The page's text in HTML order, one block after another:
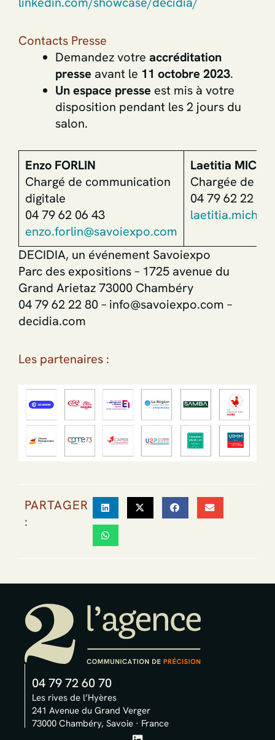
Contacts Presse
Demandez votre accréditation
presse avant le 11 octobre 2023.
Un espace presse est mis à votre
disposition pendant les 2 jours du
salon.
Enzo FORLIN
Chargé de communication
digitale
04 79 62 06 43
enzo.forlin@savoiexpo.com
Laetitia
Chargée de
04 79 62 22 80
DECIDIA, un événement Savoiexpo
Parc des expositions – 1725 avenue du
Grand Arietaz 73000 Chambéry
04 79 62 22 80 – info@savoiexpo.com –
decidia.com
Les partenaires :
PARTAGER
:
04 79 72 60 70
Les rives de l’Hyères
241 Avenue du Grand Verger
73000 Chambéry, Savoie · France